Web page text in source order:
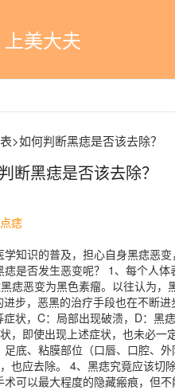
美大夫
>如何判断黑痣是否该去除？
断黑痣是否该去除？
痣
学知识的普及，担心自身黑痣恶
痣是否发生恶变呢？ 1、每个人
痣恶变为黑色素瘤。以往认为，
进步，恶黑的治疗手段也在不断
症状，C：局部出现破溃，D：黑
状，即使出现上述症状，也未必
足底、粘膜部位（口唇、口腔、
也应去除。 4、黑痣究竟应该切
术可以最大程度的隐藏瘢痕，但